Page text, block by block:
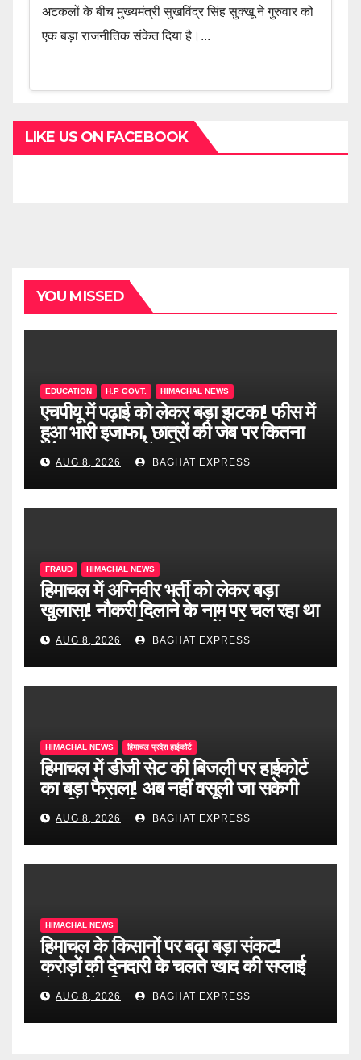
अटकलों के बीच मुख्यमंत्री सुखविंद्र सिंह सुक्खू ने गुरुवार को
एक बड़ा राजनीतिक संकेत दिया है।...
LIKE US ON FACEBOOK
YOU MISSED
EDUCATION H.P GOVT. HIMACHAL NEWS
एचपीयू में पढ़ाई को लेकर बड़ा झटका! फीस में
हुआ भारी इजाफा, छात्रों की जेब पर कितना
पड़ेगा असर? जानें पूरी खबर
AUG 8, 2026 BAGHAT EXPRESS
FRAUD HIMACHAL NEWS
हिमाचल में अग्निवीर भर्ती को लेकर बड़ा
खुलासा! नौकरी दिलाने के नाम पर चल रहा था
खेल, दो दलाल गिरफ्तार, जानें पूरी खबर
AUG 8, 2026 BAGHAT EXPRESS
HIMACHAL NEWS हिमाचल प्रदेश हाईकोर्ट
हिमाचल में डीजी सेट की बिजली पर हाईकोर्ट
का बड़ा फैसला! अब नहीं वसूली जा सकेगी
ड्यूटी, जानें पूरी खबर
AUG 8, 2026 BAGHAT EXPRESS
HIMACHAL NEWS
हिमाचल के किसानों पर बढ़ा बड़ा संकट!
करोड़ों की देनदारी के चलते खाद की सप्लाई
बंद, जानें पूरी खबर
AUG 8, 2026 BAGHAT EXPRESS